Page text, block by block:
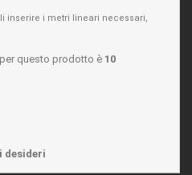
inserire i metri lineari necessari,
questo prodotto è 10
desideri